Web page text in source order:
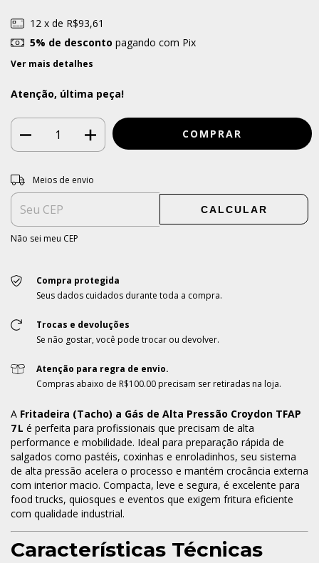
12 x de R$93,61
5% de desconto pagando com Pix
Ver mais detalhes
Atenção, última peça!
Entregas para o CEP:
Meios de envio
CALCULAR
Não sei meu CEP
Compra protegida
Seus dados cuidados durante toda a compra.
Trocas e devoluções
Se não gostar, você pode trocar ou devolver.
Atenção para regra de envio.
Compras abaixo de R$100.00 precisam ser retiradas na loja.
A Fritadeira (Tacho) a Gás de Alta Pressão Croydon TFAP
7 L é perfeita para profissionais que precisam de alta
performance e mobilidade. Ideal para preparação rápida de
salgados como pastéis, coxinhas e enroladinhos, seu sistema
de alta pressão acelera o processo e mantém crocância externa
com interior macio. Compacta, leve e segura, é excelente para
food trucks, quiosques e eventos que exigem fritura eficiente
com qualidade industrial.
Características Técnicas